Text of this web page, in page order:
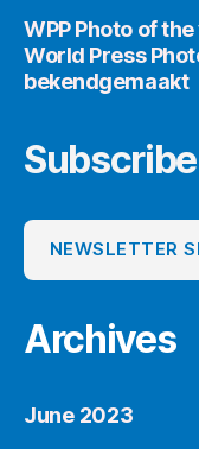
WPP Photo of
World Press
bekendgemaakt
Subscribe
NEWSLETTER
Archives
June 2023